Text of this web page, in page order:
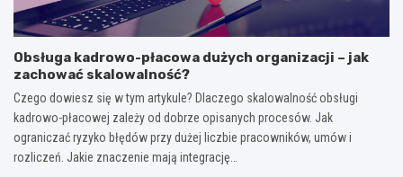
Obsługa kadrowo-płacowa dużych organizacji – jak
zachować skalowalność?
Czego dowiesz się w tym artykule? Dlaczego skalowalność obsługi
kadrowo-płacowej zależy od dobrze opisanych procesów. Jak
ograniczać ryzyko błędów przy dużej liczbie pracowników, umów i
rozliczeń. Jakie znaczenie mają integrację…